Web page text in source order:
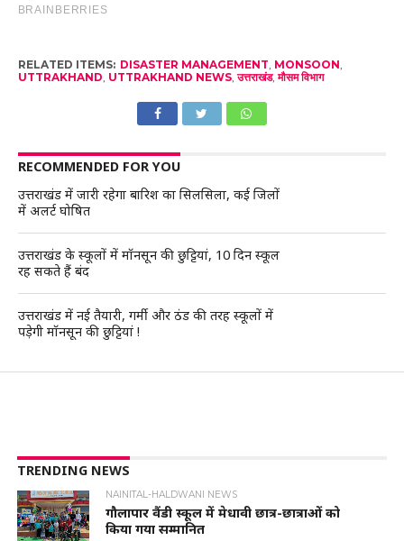
RELATED ITEMS: DISASTER MANAGEMENT, MONSOON,
UTTRAKHAND, UTTRAKHAND NEWS,उत्तराखंड,मौसम विभाग
RECOMMENDED FOR YOU
उत्तराखंड में जारी रहेगा बारिश का सिलसिला, कई जिलों
में अलर्ट घोषित
उत्तराखंड के स्कूलों में मॉनसून की छुट्टियां, 10 दिन स्कूल
रह सकते हैं बंद
उत्तराखंड में नई तैयारी, गर्मी और ठंड की तरह स्कूलों में
पड़ेगी मॉनसून की छुट्टियां !
TRENDING NEWS
NAINITAL-HALDWANI NEWS
गौलापार वैंडी स्कूल में मेधावी छात्र-छात्राओं को
किया गया सम्मानित